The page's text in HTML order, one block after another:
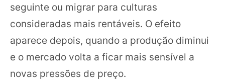
seguinte ou migrar para culturas
consideradas mais rentáveis. O efeito
aparece depois, quando a produção diminui
e o mercado volta a ficar mais sensível a
novas pressões de preço.